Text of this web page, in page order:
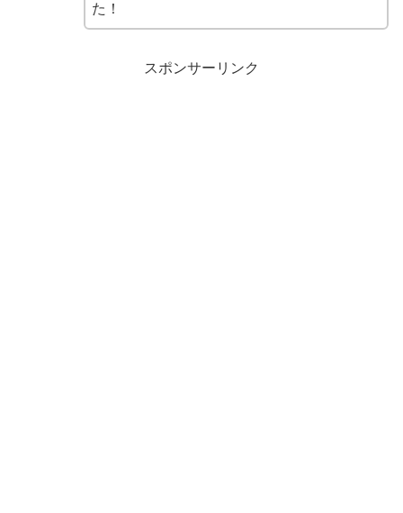
た！
スポンサーリンク